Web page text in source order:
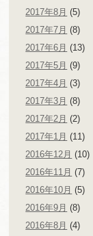
2017年8月 (5)
2017年7月 (8)
2017年6月 (13)
2017年5月 (9)
2017年4月 (3)
2017年3月 (8)
2017年2月 (2)
2017年1月 (11)
2016年12月 (10)
2016年11月 (7)
2016年10月 (5)
2016年9月 (8)
2016年8月 (4)